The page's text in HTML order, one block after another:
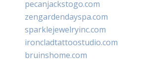
pecanjackstogo.com
zengardendayspa.com
sparklejewelryinc.com
ironcladtattoostudio.com
bruinshome.com